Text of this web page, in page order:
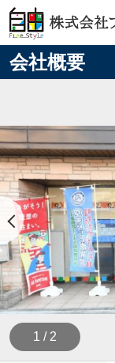
会社概要
1 / 2